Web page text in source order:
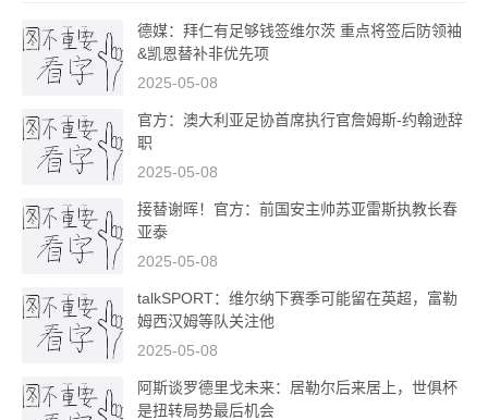
德媒：拜仁有足够钱签维尔茨 重点将签后防领袖
&凯恩替补非优先项
2025-05-08
官方：澳大利亚足协首席执行官詹姆斯-约翰逊辞
职
2025-05-08
接替谢晖！官方：前国安主帅苏亚雷斯执教长春
亚泰
2025-05-08
talkSPORT：维尔纳下赛季可能留在英超，富勒
姆西汉姆等队关注他
2025-05-08
阿斯谈罗德里戈未来：居勒尔后来居上，世俱杯
是扭转局势最后机会